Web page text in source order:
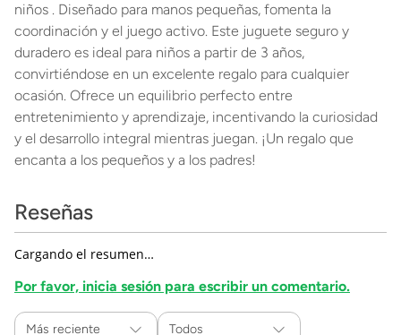
niños . Diseñado para manos pequeñas, fomenta la
coordinación y el juego activo. Este juguete seguro y
duradero es ideal para niños a partir de 3 años,
convirtiéndose en un excelente regalo para cualquier
ocasión. Ofrece un equilibrio perfecto entre
entretenimiento y aprendizaje, incentivando la curiosidad
y el desarrollo integral mientras juegan. ¡Un regalo que
encanta a los pequeños y a los padres!
Reseñas
Cargando el resumen…
Por favor, inicia sesión para escribir un comentario.
Más reciente Todos